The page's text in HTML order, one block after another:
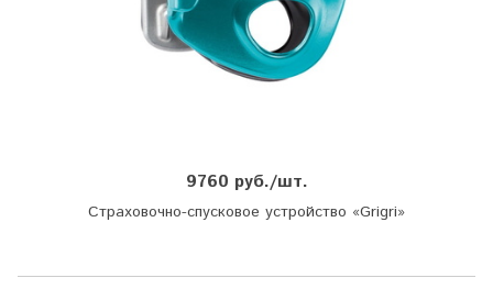
9760 руб./шт.
Страховочно-спусковое устройство «Grigri»